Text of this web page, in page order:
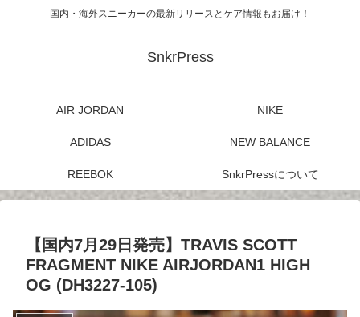
国内・海外スニーカーの最新リリースとケア情報もお届け！
SnkrPress
AIR JORDAN NIKE
ADIDAS NEW BALANCE
REEBOK SnkrPressについて
【国内7月29日発売】TRAVIS SCOTT
FRAGMENT NIKE AIRJORDAN1 HIGH
OG (DH3227-105)